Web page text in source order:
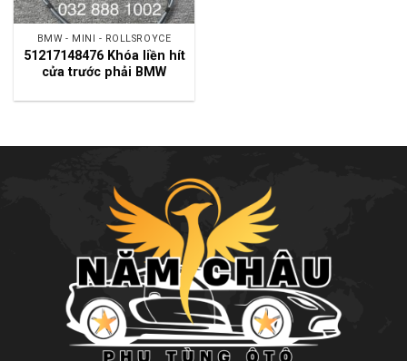
BMW - MINI - ROLLSROYCE
51217148476 Khóa liền hít
cửa trước phải BMW